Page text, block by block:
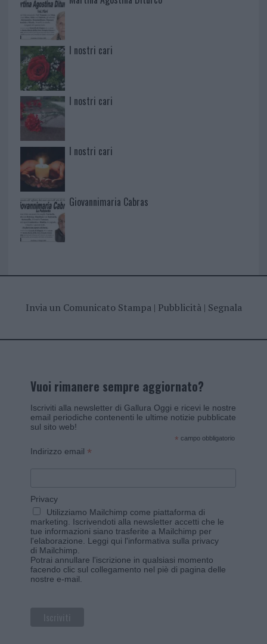
I nostri cari
I nostri cari
I nostri cari
Giovannimaria Cabras
Invia un Comunicato Stampa| Pubblicità| Segnala
Vuoi rimanere sempre aggiornato?
Iscriviti alla newsletter di Gallura Oggi e ricevi le nostre
email periodiche contenenti le ultime notizie pubblicate
sul sito web!
* campo obbligatorio
Indirizzo email *
Privacy
Utilizziamo Mailchimp come piattaforma di
marketing. Iscrivendoti alla newsletter accetti che le
tue informazioni siano trasferite a Mailchimp per
l'elaborazione. Leggi qui l'informativa sulla privacy
di Mailchimp
Potrai annullare l'iscrizione in qualsiasi momento
facendo clic sul collegamento nel piè di pagina delle
nostre e-mail.